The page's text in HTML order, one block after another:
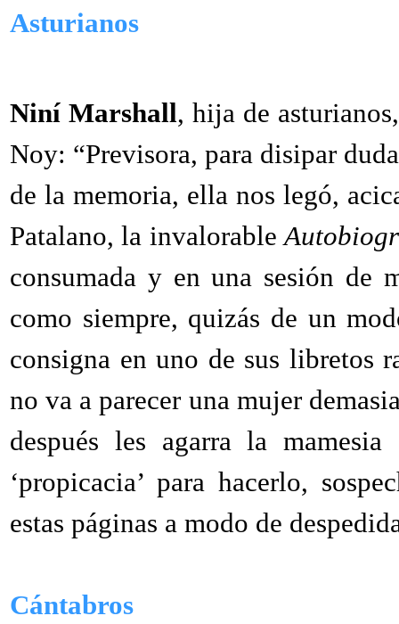
Asturianos
Niní Marshall, hija de
Noy: “Previsora, para disipar
de la memoria, ella nos legó,
Patalano, la invalorable
consumada y en una sesión
como siempre, quizás de un
consigna en uno de sus libretos
no va a parecer una mujer
después les agarra la
‘propicacia’ para hacerlo,
estas páginas a modo de
Cántabros